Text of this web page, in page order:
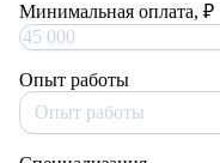
Минимальная оплата, ₽
Опыт работы
Опыт работы